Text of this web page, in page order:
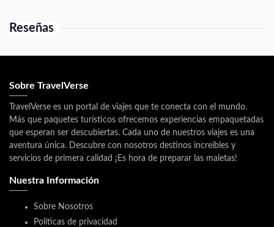
Reseñas
Sobre TravelVerse
TravelVerse es un portal de viajes que te conecta con el mundo.
Más que paquetes turísticos ofrecemos experiencias empaquetadas
que esperan ser descubiertas. Cada uno de nuestros viajes es una
aventura única. Descubre con nosotros destinos increíbles y
servicios de primera calidad ¡Es hora de preparar las maletas!
Nuestra Información
Sobre Nosotros
Políticas de privacidad